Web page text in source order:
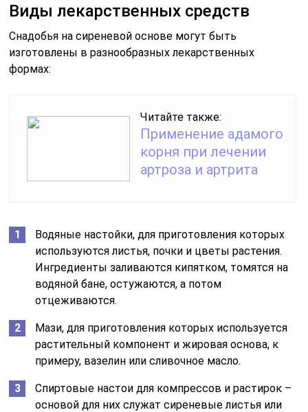
Виды лекарственных средств
Снадобья на сиреневой основе могут быть
изготовлены в разнообразных лекарственных
формах:
Читайте также:
Применение адамого
корня при лечении
артроза и артрита
Водяные настойки, для приготовления которых
используются листья, почки и цветы растения.
Ингредиенты заливаются кипятком, томятся на
водяной бане, остужаются, а потом
отцеживаются.
Мази, для приготовления которых используется
растительный компонент и жировая основа, к
примеру, вазелин или сливочное масло.
Спиртовые настои для компрессов и растирок –
основой для них служат сиреневые листья или